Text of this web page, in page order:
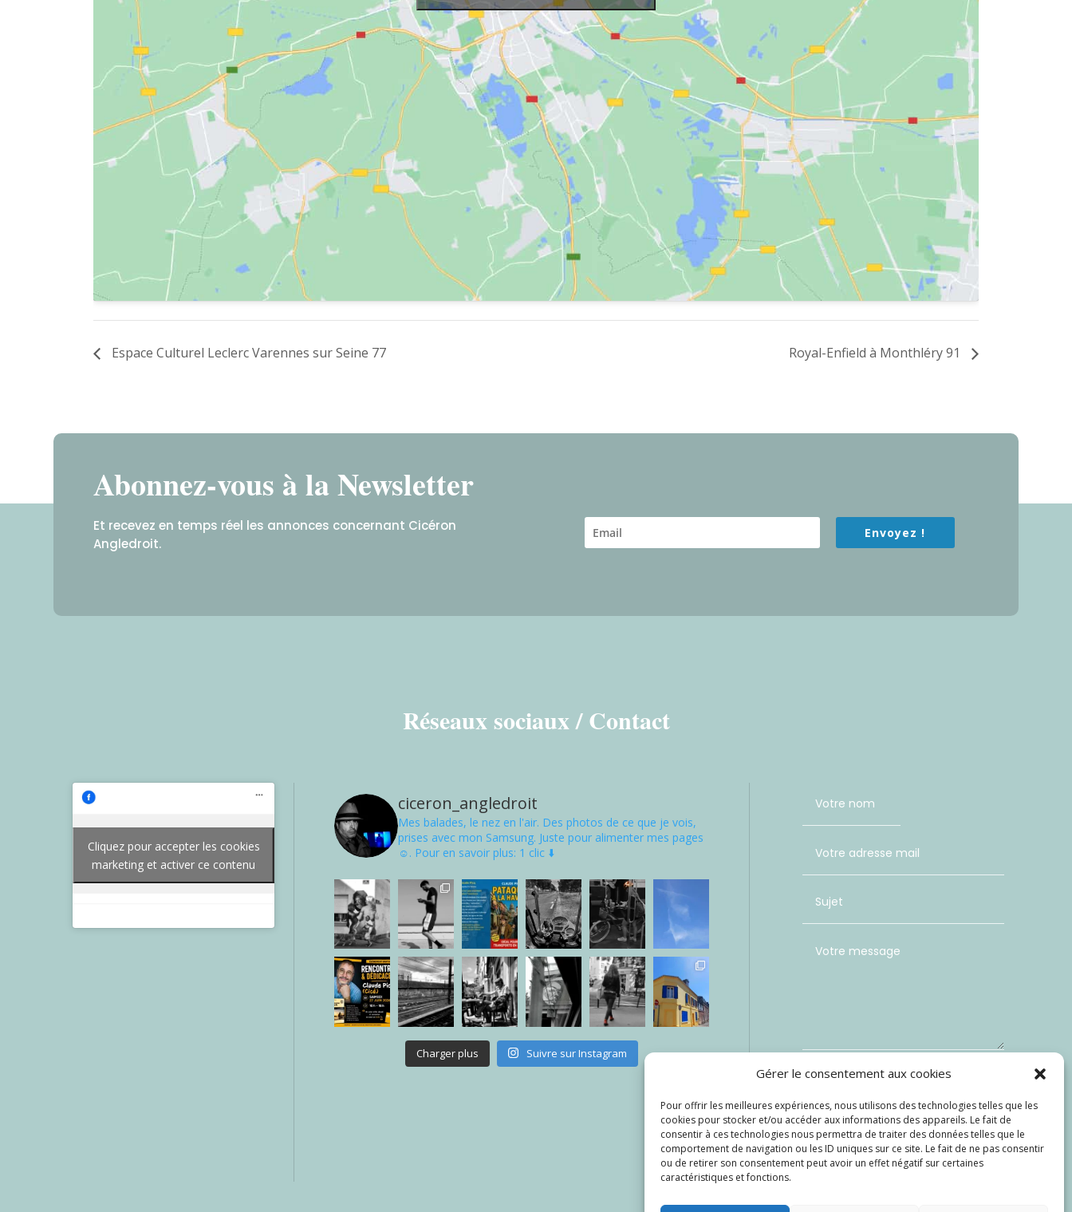
Gérer le consentement aux cookies
Pour offrir les meilleures expériences, nous utilisons des technologies telles que les
cookies pour stocker et/ou accéder aux informations des appareils. Le fait de
consentir à ces technologies nous permettra de traiter des données telles que le
comportement de navigation ou les ID uniques sur ce site. Le fait de ne pas consentir
ou de retirer son consentement peut avoir un effet négatif sur certaines
caractéristiques et fonctions.
Espace Culturel Leclerc Varennes sur Seine 77 Royal-Enfield à Monthléry 91
Abonnez-vous à la Newsletter
Et recevez en temps réel les annonces concernant Cicéron
Angledroit.
Envoyez !
Réseaux sociaux / Contact
Cliquez pour accepter les cookies
marketing et activer ce contenu
ciceron_angledroit
Mes balades, le nez en l'air. Des photos de ce que je vois,
prises avec mon Samsung. Juste pour alimenter mes pages
☺. Pour en savoir plus: 1 clic ⬇️
Charger plus Suivre sur Instagram
3 + 4= Envoi